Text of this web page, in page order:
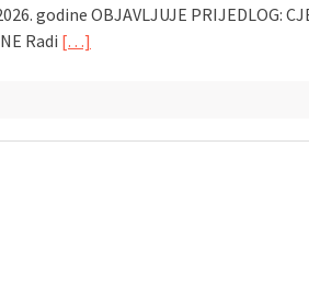
godine OBJAVLJUJE PRIJEDLOG:
Radi […]